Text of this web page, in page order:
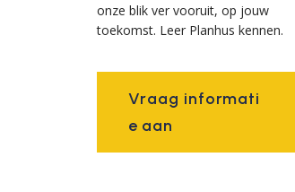
onze blik ver vooruit, op jouw
toekomst. Leer Planhus kennen.
Vraag informati
e aan